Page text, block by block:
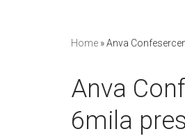
Home »Anva
Anva
6mila